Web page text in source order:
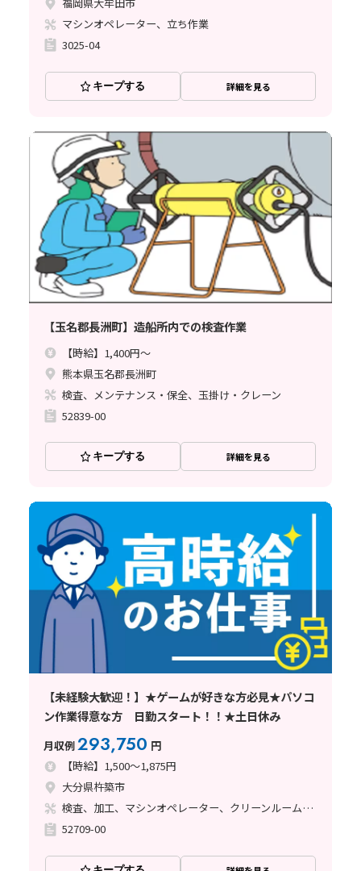
マシンオペレーター、立ち作業
3025-04
キープする 詳細を見る
【玉名郡長洲町】造船所内での検査作業
【時給】1,400円～
熊本県玉名郡長洲町
検査、メンテナンス・保全、玉掛け・クレーン
52839-00
キープする 詳細を見る
【未経験大歓迎！】★ゲームが好きな方必見★パソコ
ン作業得意な方 日勤スタート！！★土日休み
月収例293,750 円
【時給】1,500～1,875円
大分県杵築市
検査、加工、マシンオペレーター、クリーンルーム、清掃・洗浄、品質管理
52709-00